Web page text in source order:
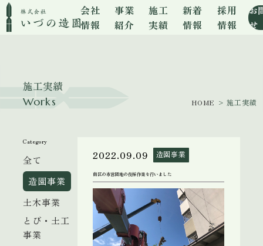
会社
情報
事業
紹介
施工
実績
新着
情報
採用
情報
お
せ
施工実績
Works HOME > 施工実績
Category
全て
造園事業
土木事業
とび・土工
事業
2022.09.09 造園事業
南区の市営団地の伐採作業を行いました